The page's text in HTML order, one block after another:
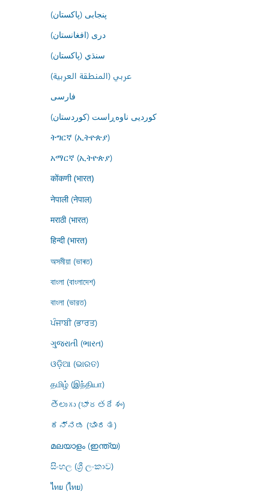
پنجابی (پاکستان)
درى (افغانستان)
سنڌي (پاکستان)
عربي (المنطقة العربية)
فارسى
کوردیی ناوەڕاست (کوردستان)
ትግርኛ (ኢትዮጵያ)
አማርኛ (ኢትዮጵያ)
कोंकणी (भारत)
नेपाली (नेपाल)
मराठी (भारत)
हिन्दी (भारत)
অসমীয়া (ভাৰত)
বাংলা (বাংলাদেশ)
বাংলা (ভারত)
ਪੰਜਾਬੀ (ਭਾਰਤ)
ગુજરાતી (ભારત)
ଓଡ଼ିଆ (ଭାରତ)
தமிழ் (இந்தியா)
తెలుగు (భారతదేశం)
ಕನ್ನಡ (ಭಾರತ)
മലയാളം (ഇന്ത്യ)
සිංහල (ශ්‍රී ලංකාව)
ไทย (ไทย)